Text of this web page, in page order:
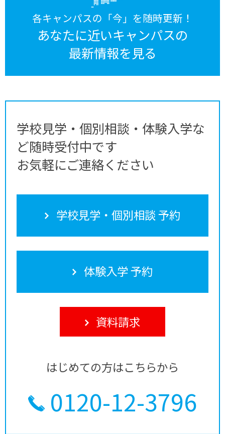
各キャンパスの「今」を随時更新！
あなたに近いキャンパスの
最新情報を見る
学校見学・個別相談・体験入学な
ど随時受付中です
お気軽にご連絡ください
学校見学・個別相談 予約
体験入学 予約
資料請求
はじめての方はこちらから
0120-12-3796